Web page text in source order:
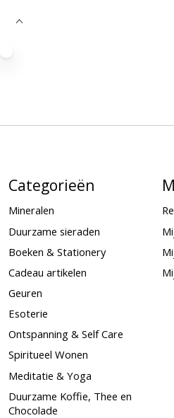
Categorieën
Mineralen
Duurzame sieraden
Boeken & Stationery
Cadeau artikelen
Geuren
Esoterie
Ontspanning & Self Care
Spiritueel Wonen
Meditatie & Yoga
Duurzame Koffie, Thee en
Chocolade